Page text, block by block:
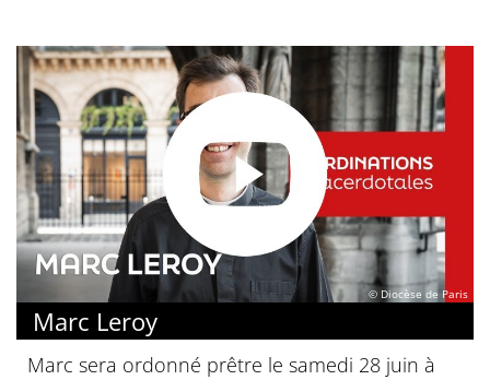
© Diocèse de Paris
Marc Leroy
Marc sera ordonné prêtre le samedi 28 juin à